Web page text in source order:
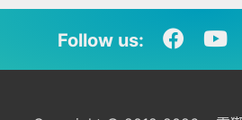
Follow us: